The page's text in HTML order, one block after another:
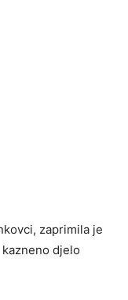
zaprimila je
djelo